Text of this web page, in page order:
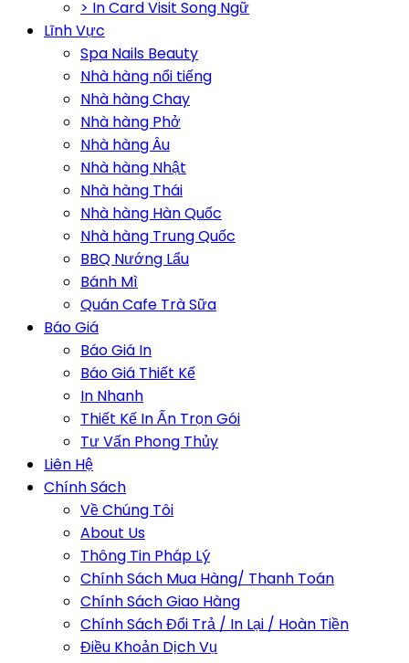
> In Card Visit Song Ngữ
Lĩnh Vực
Spa Nails Beauty
Nhà hàng nổi tiếng
Nhà hàng Chay
Nhà hàng Phở
Nhà hàng Âu
Nhà hàng Nhật
Nhà hàng Thái
Nhà hàng Hàn Quốc
Nhà hàng Trung Quốc
BBQ Nướng Lẩu
Bánh Mì
Quán Cafe Trà Sữa
Báo Giá
Báo Giá In
Báo Giá Thiết Kế
In Nhanh
Thiết Kế In Ấn Trọn Gói
Tư Vấn Phong Thủy
Liên Hệ
Chính Sách
Về Chúng Tôi
About Us
Thông Tin Pháp Lý
Chính Sách Mua Hàng/ Thanh Toán
Chính Sách Giao Hàng
Chính Sách Đổi Trả / In Lại / Hoàn Tiền
Điều Khoản Dịch Vụ